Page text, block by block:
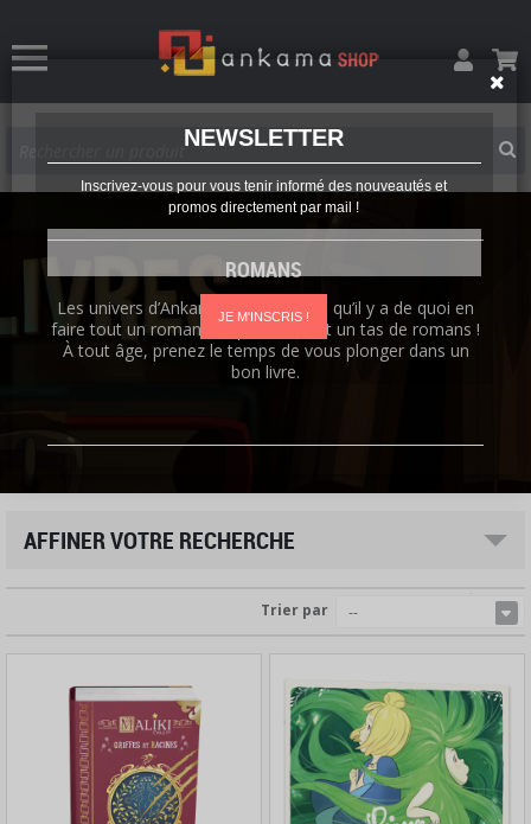
NEWSLETTER
Inscrivez-vous pour vous tenir informé des nouveautés et
promos directement par mail !
JE M'INSCRIS !
ROMANS
Les univers d’Ankama sont si riches qu’il y a de quoi en
faire tout un roman. Ou plutôt… tout un tas de romans !
À tout âge, prenez le temps de vous plonger dans un
bon livre.
AFFINER VOTRE RECHERCHE
Trier par --